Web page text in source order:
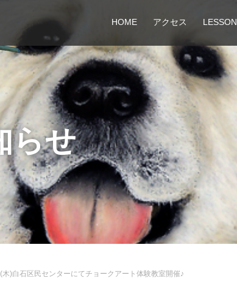
HOME アクセス LESSON
らせ
)白石区民センターにてチョークアート体験教室開催♪